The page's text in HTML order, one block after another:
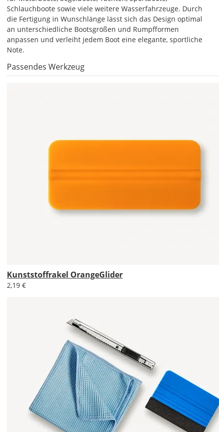
Produktionsaufschlag
ab 9,99 EUR*
Versandkosten 14,99
EUR
*
Abhängig
Passendes Werkzeug
Kunststoffrakel OrangeGlider
2,19 €
Schlauchboote sowie viele weitere Wasserfahrzeuge. Durch
die Fertigung in Wunschlänge lässt sich das Design optimal
an unterschiedliche Bootsgrößen und Rumpfformen
anpassen und verleiht jedem Boot eine elegante, sportliche
Note.